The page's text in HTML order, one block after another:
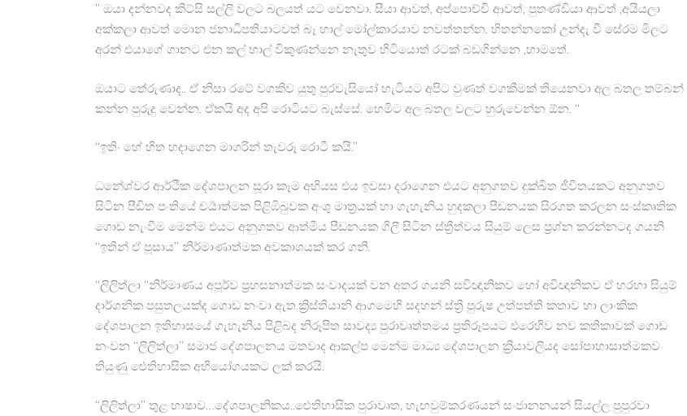
” ඔයා දන්නවද කිට්සි සල්ලි වලට බලයත් යට වෙනවා. සීයා ආවත්, අප්පොච්චි ආවත්, පුතණ්ඩියා ආවත් ,අයියලා
අක්කලා ආවත් මොන ජනාධිපතියාටවත් බෑ හාල් මෝල්කාරයාව නවත්තන්න. හිතන්නකෝ උන්දැ වී සේරම මිලට
අරන් එයාගේ ගානට එන කල් හාල් විකුණන්නෙ නැතුව හිටියොත් රටක් බඩගින්නෙ ,හාමතේ.
ඔයාට තේරුණාද.. ඒ නිසා රටේ වගකිව යුතු පුරවැසියෝ හැටියට අපිට වුණත් වගකීමක් තියෙනවා අල බතල තම්බන්
කන්න පුරුදු වෙන්න. ඒකයි අද අපි රොටියට බැස්සේ. හෙමිට අල බතල වලට හුරුවෙන්න ඕන. “
“ඉතිං හේ හිත හදාගෙන මාගරින් තැවරූ රොටී කයි.”
ධනේශ්වර ආර්ථික දේශපාලන සූරා කෑම අභියස එය ඉවසා දරාගෙන එයට අනුගතව දුක්ඛිත ජීවිතයකට අනුගතව
සිටින පීඩිත පංතියේ චර්‍යාත්මක පිළිඹිබුවක අංශු මාත්‍රයක් හා ගැහැනිය හුදකලා පීඩනයක සිරගත කරලන සංස්කෘතික
ගොඩ නැංවීම මෙන්ම එයට අනුගතව ආත්මීය පීඩනයක ගිලී සිටින ස්ත්‍රීත්වය සියුම් ලෙස ප්‍රශ්න කරන්නටද ගයනි
“ඉතින් ඒ පූසාය” නිර්මාණාත්මක අවකාශයක් කර ගනී.
“ලිලිත්ලා “නිර්මාණය අපූර්ව ප්‍රහසනාත්මක සංවාදයක් වන අතර ගයනි සවිඥානිකව හෝ අවිඥානිකව ඒ හරහා සියුම්
දාර්ශනික පසුතලයක්ද ගොඩ නංවා ඇත.ක්‍රිස්තියානි ආගමෙහි සදහන් ස්ත්‍රී පුරුෂ උත්පත්ති කතාව හා ලාංකික
දේශපාලන ඉතිහාසයේ ගැහැනිය පිළිබද නිරූපිත සාවද්‍ය පුරාවෘත්තමය ප්‍රතිරූපයට එරෙහිව නව කතිකාවක් ගොඩ
නංවන “ලිලිත්ලා” සමාජ දේශපාලනය මතවාද ආකල්ප මෙන්ම මාධ්‍ය දේශපාලන ක්‍රියාවලියද සෝපාහාසාත්මකව
තියුණු ඓතිහාසික අභියෝගයකට ලක් කරයි.
“ලිලිත්ලා” තුළ භාෂාව…දේශපාලනිකය..ඓතිහාසික පුරාවෘත, හැඟවුම්කරණයන් සංජානනයන් සියල්ල පුපුරවා